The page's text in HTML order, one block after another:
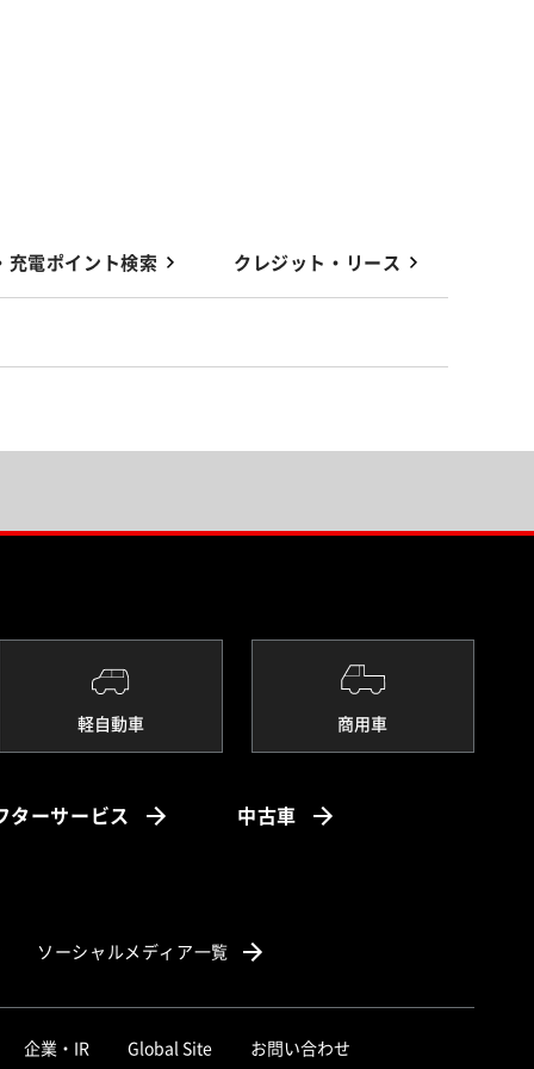
充電ポイント検索 クレジット・リース
軽自動車 商用車
ターサービス 中古車
ソーシャルメディア一覧
企業・IR Global Site お問い合わせ